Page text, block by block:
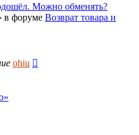
Можно обменять?
в форуме Возврат товара и
ohiu